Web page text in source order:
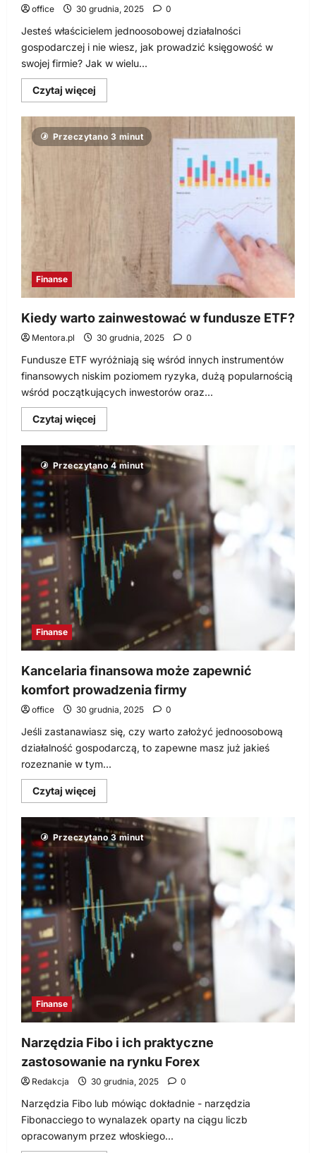
office 30 grudnia, 2025 0
Jesteś właścicielem jednoosobowej działalności
gospodarczej i nie wiesz, jak prowadzić księgowość w
swojej firmie? Jak w wielu...
Czytaj więcej
się
o
Prowadzisz
jednoosobową
działalność
co
warto
księgowości!
Przeczytano 3 minut
Finanse
Kiedy warto zainwestować w fundusze ETF?
Mentora.pl 30 grudnia, 2025 0
Fundusze ETF wyróżniają się wśród innych instrumentów
finansowych niskim poziomem ryzyka, dużą popularnością
wśród początkujących inwestorów oraz...
Czytaj więcej
się
o
Kiedy
warto
zainwestować
Przeczytano 4 minut
Finanse
Kancelaria finansowa może zapewnić
komfort prowadzenia firmy
office 30 grudnia, 2025 0
Jeśli zastanawiasz się, czy warto założyć jednoosobową
działalność gospodarczą, to zapewne masz już jakieś
rozeznanie w tym...
Czytaj więcej
się
o
Kancelaria
finansowa
może
zapewnić
prowadzenia
firmy
Przeczytano 3 minut
Finanse
Narzędzia Fibo i ich praktyczne
zastosowanie na rynku Forex
Redakcja 30 grudnia, 2025 0
Narzędzia Fibo lub mówiąc dokładnie - narzędzia
Fibonacciego to wynalazek oparty na ciągu liczb
opracowanym przez włoskiego...